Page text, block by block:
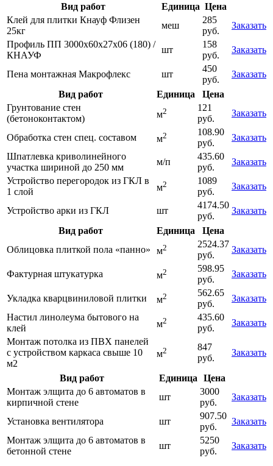
Вид работ
Единица Цена
Клей для плитки Кнауф Флизен
25кг
меш
285
руб.
Заказать
Профиль ПП 3000х60х27х06 (180) /
КНАУФ
шт
158
руб.
Заказать
Пена монтажная Макрофлекс шт
450
руб.
Заказать
Вид работ
Единица
Цена
Грунтование стен
(бетоноконтактом)
м2
121
руб.
Заказать
Обработка стен спец. составом м2
108.90
руб.
Заказать
Шпатлевка криволинейного
участка шириной до 250 мм
м/п
435.60
руб.
Заказать
Устройство перегородок из ГКЛ в
1 слой
м2
1089
руб.
Заказать
Устройство арки из ГКЛ шт
4174.50
руб.
Заказать
Вид работ
Единица
Цена
Облицовка плиткой пола «панно»
м2
2524.37
руб.
Заказать
Фактурная штукатурка м2
598.95
руб.
Заказать
Укладка кварцвиниловой плитки м2
562.65
руб.
Заказать
Настил линолеума бытового на
клей
м2
435.60
руб.
Заказать
Монтаж потолка из ПВХ панелей
с устройством каркаса свыше 10
м2
м2
847
руб.
Заказать
Вид работ Единица
Цена
Монтаж элщита до 6 автоматов в
кирпичной стене
шт
3000
руб.
Заказать
Установка вентилятора шт
907.50
руб.
Заказать
Монтаж элщита до 6 автоматов в
бетонной стене
шт
5250
руб.
Заказать